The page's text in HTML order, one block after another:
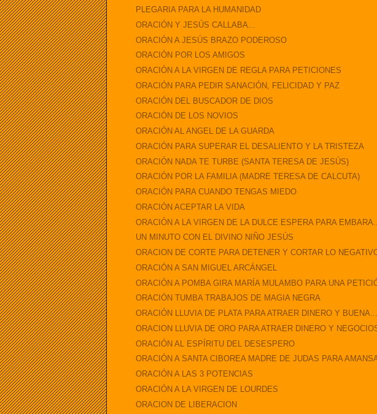
PLEGARIA PARA LA HUMANIDAD
ORACIÓN Y JESÚS CALLABA...
ORACIÓN A JESÚS BRAZO PODEROSO
ORACIÓN POR LOS AMIGOS
ORACIÓN A LA VIRGEN DE REGLA PARA PETICIONES
ORACIÓN PARA PEDIR SANACIÓN, FELICIDAD Y PAZ
ORACIÓN DEL BUSCADOR DE DIOS
ORACIÓN DE LOS NOVIOS
ORACIÓN AL ANGEL DE LA GUARDA
ORACIÓN PARA SUPERAR EL DESALIENTO Y LA TRISTEZA
ORACIÓN NADA TE TURBE (SANTA TERESA DE JESÚS)
ORACIÓN POR LA FAMILIA (MADRE TERESA DE CALCUTA)
ORACIÓN PARA CUANDO TENGAS MIEDO
ORACIÓN ACEPTAR LA VIDA
ORACIÓN A LA VIRGEN DE LA DULCE ESPERA PARA EMBARA...
UN MINUTO CON EL DIVINO NIÑO JESÚS
ORACION DE CORTE PARA DETENER Y CORTAR LO
ORACIÓN A SAN MIGUEL ARCÁNGEL
ORACIÓN A POMBA GIRA MARÍA MULAMBO PARA UNA
ORACIÓN TUMBA TRABAJOS DE MAGIA NEGRA
ORACIÓN LLUVIA DE PLATA PARA ATRAER DINERO Y BUENA...
ORACION LLUVIA DE ORO PARA ATRAER DINERO Y
ORACIÓN AL ESPÍRITU DEL DESESPERO
ORACIÓN A SANTA CIBOREA MADRE DE JUDAS PARA
ORACIÓN A LAS 3 POTENCIAS
ORACIÓN A LA VIRGEN DE LOURDES
ORACION DE LIBERACION